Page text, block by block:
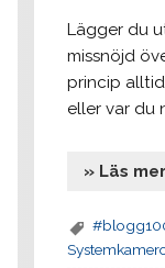
Lägger du
missnöjd
princip
eller var du
» Läs mer